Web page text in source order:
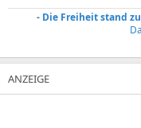
- Die Freiheit stand